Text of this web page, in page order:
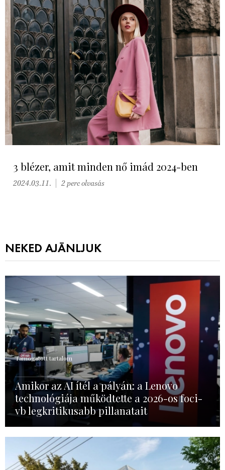
3 blézer, amit minden nő imád 2024-ben
2024.03.11. 2 perc olvasás
NEKED AJÁNLJUK
Támogatott tartalom
Amikor az AI ítél a pályán: a Lenovo
technológiája működtette a 2026-os foci-
vb legkritikusabb pillanatait